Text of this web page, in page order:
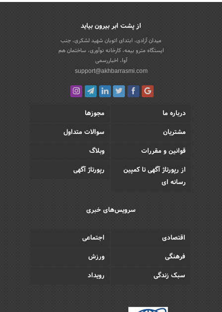
از پشت ابر بیرون بیاید
میدان آزادی، ابتدای اتوبان شهید لشکری، جنب
ایستگاه مترو بیمه، کارخانه نوآوری، ساختمان هم
آوا، اخباررسمی
support@akhbarrasmi.com
درباره ما
مجوزها
مشتریان
سوالات متداول
قوانین و مقررات
وبلاگ
از رپورتاژ آگهی تا کمپین
رسانه ای
رپورتاژ آگهی
سرویس‌های خبری
اقتصادی
اجتماعی
فرهنگی
ورزش
سبک زندگی
رویداد